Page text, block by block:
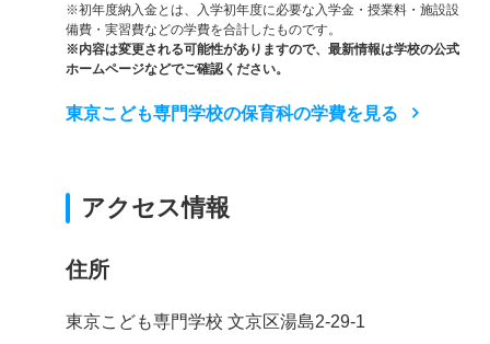
※初年度納入金とは、入学初年度に必要な入学金・授業料・施設設
備費・実習費などの学費を合計したものです。
※内容は変更される可能性がありますので、最新情報は学校の公式
ホームページなどでご確認ください。
東京こども専門学校の保育科の学費を見る
アクセス情報
住所
東京こども専門学校 文京区湯島2-29-1